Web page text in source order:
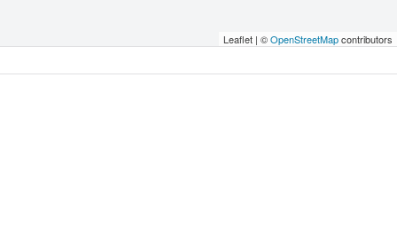
Leaflet | ©OpenStreetMapcontributors